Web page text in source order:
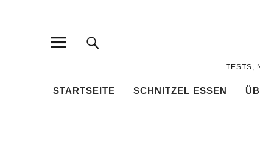
TESTS,
STARTSEITE SCHNITZEL ESSEN